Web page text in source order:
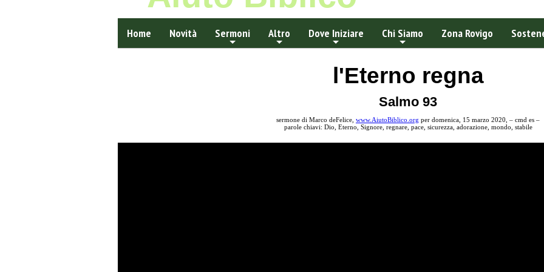
Home Novità Sermoni Altro Dove Iniziare Chi Siamo Zona Rovigo
l'Eterno regna
Salmo 93
sermone di Marco deFelice, www.AiutoBiblico.org per domenica, 15 marzo 2020, – cmd es –
parole chiavi: Dio, Eterno, Signore, regnare, pace, sicurezza, adorazione, mondo, stabile